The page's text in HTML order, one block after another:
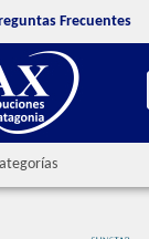
Frecuentes